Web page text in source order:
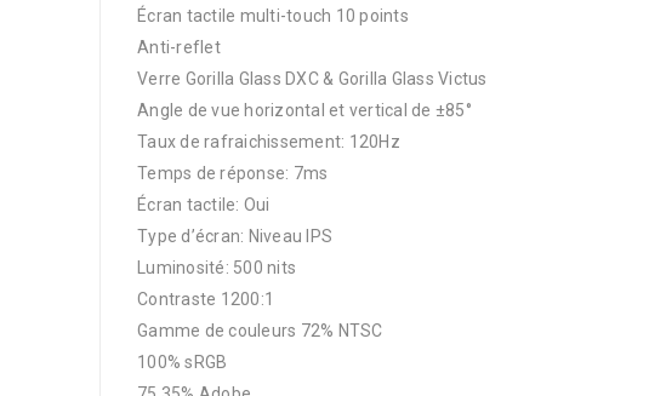
Écran tactile multi-touch 10 points
Anti-reflet
Verre Gorilla Glass DXC & Gorilla Glass Victus
Angle de vue horizontal et vertical de ±85°
Taux de rafraichissement: 120Hz
Temps de réponse: 7ms
Écran tactile: Oui
Type d’écran: Niveau IPS
Luminosité: 500 nits
Contraste 1200:1
Gamme de couleurs 72% NTSC
100% sRGB